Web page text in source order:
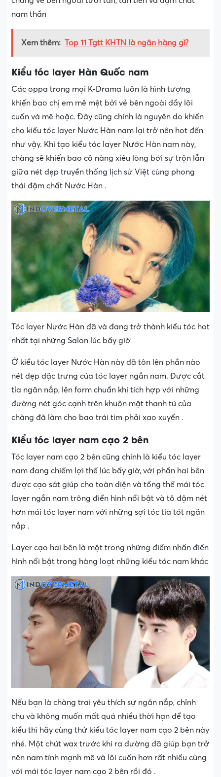
nam thần
Xem thêm: Top 11 Tgtt KHTN là ngân hàng gì?
Kiểu tóc layer Hàn Quốc nam
Các oppa trong mọi K-Drama luôn là hình tượng
khiến bao chị em mê mệt bởi vẻ bên ngoài đầy lôi
cuốn và mê hoặc. Đây cũng chính là nguyên do khiến
cho kiểu tóc layer Nước Hàn nam lại trở nên hot đến
như vậy. Khi tạo kiểu tóc layer Nước Hàn nam này,
chàng sẽ khiến bao cô nàng xiêu lòng bởi sự trộn lẫn
giữa nét đẹp truyền thống lịch sử Việt cùng phong
thái đậm chất Nước Hàn .
Tóc layer Nước Hàn đã và đang trở thành kiểu tóc hot
nhất tại những Salon lúc bấy giờ
Ở kiểu tóc layer Nước Hàn này đã tôn lên phần nào
nét đẹp đặc trưng của tóc layer ngắn nam. Được cắt
tỉa ngăn nắp, lên form chuẩn khi tích hợp với những
đường nét góc cạnh trên khuôn mặt thanh tú của
chàng đã làm cho bao trái tim phải xao xuyến .
Kiểu tóc layer nam cạo 2 bên
Tóc layer nam cạo 2 bên cũng chính là kiểu tóc layer
nam đang chiếm lợi thế lúc bấy giờ, với phần hai bên
được cạo sát giúp cho toàn diện và tổng thể mái tóc
layer ngắn nam trông điển hình nổi bật và tô đậm nét
hơn mái tóc layer nam với những sợi tóc tỉa tót ngăn
nắp .
Layer cạo hai bên là một trong những điểm nhấn điển
hình nổi bật trong hàng loạt những kiểu tóc nam khác
Nếu bạn là chàng trai yêu thích sự ngăn nắp, chỉnh
chu và không muốn mất quá nhiều thời hạn để tạo
kiểu thì hãy cùng thử kiểu tóc layer nam cạo 2 bên này
nhé. Một chút wax trước khi ra đường đã giúp bạn trở
nên nam tính mạnh mẽ và lôi cuốn hơn rất nhiều cùng
với mái tóc layer nam cạo 2 bên rồi đó .